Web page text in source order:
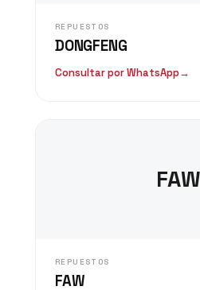
REPUESTOS
DONGFENG
Consultar por WhatsApp→
FAW
REPUESTOS
FAW